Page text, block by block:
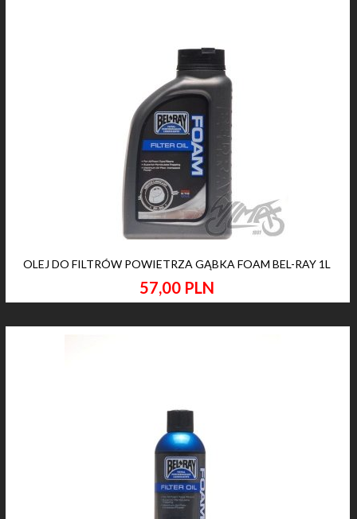
OLEJ DO FILTRÓW POWIETRZA GĄBKA FOAM BEL-RAY 1L
57,00 PLN